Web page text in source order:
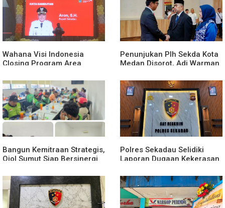
Polsek Entikong Gagalkan
Peredaran Sabu 151,76
Gram di Perbatasan
Kunker Perdana ke
Entikong, Kapolres Sanggau:
Keamanan Perbatasan
Tanggung Jawab Bersama
Wahana Visi Indonesia
Closing Program Area
Penunjukan Plh Sekda Kota
Medan Disorot, Adi Warman
Komitmen terhadap Sistem
Merit
Bangun Kemitraan Strategis,
Ojol Sumut Siap Bersinergi
yang Tertib dan Kondusif
Polres Sekadau Selidiki
Laporan Dugaan Kekerasan
Dibawah Umur